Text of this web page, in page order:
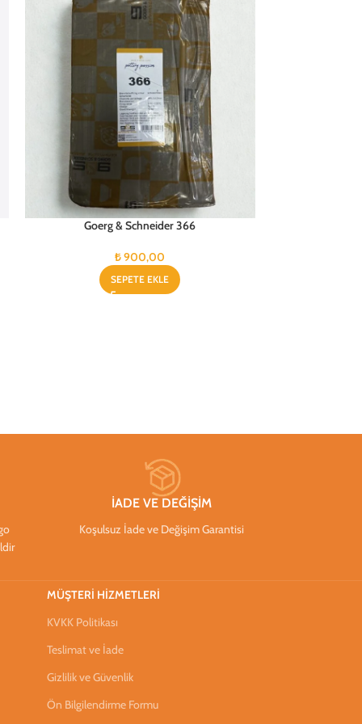
Goerg & Schneider 366
₺900,00
SEPETE EKLE
İADE VE DEĞİŞİM
Koşulsuz İade ve Değişim Garantisi
MÜŞTERİ HİZMETLERİ
KVKK Politikası
Teslimat ve İade
Gizlilik ve Güvenlik
Ön Bilgilendirme Formu